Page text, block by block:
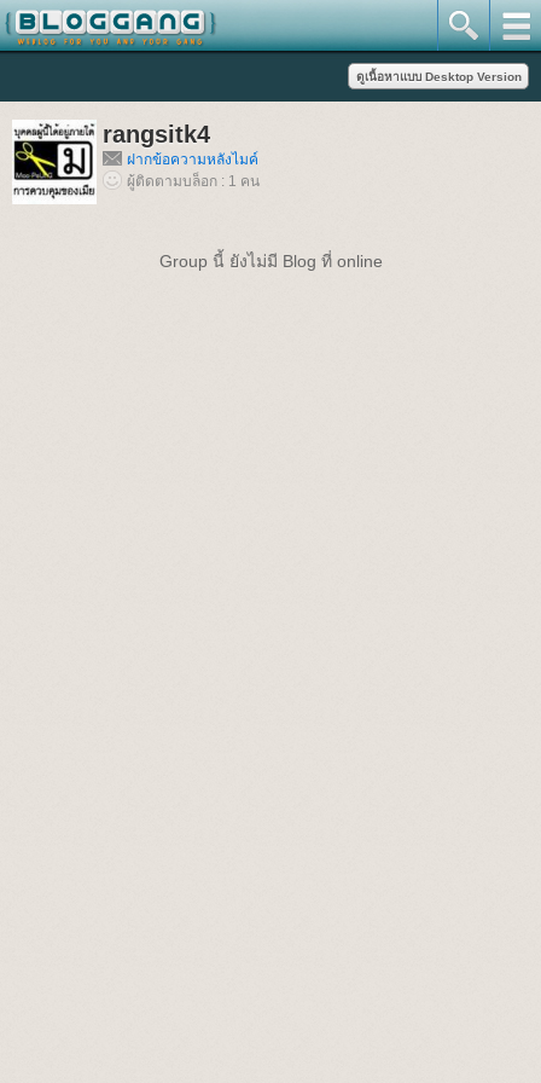
rangsitk4
ฝากข้อความหลังไมค์
ผู้ติดตามบล็อก : 1 คน
Group นี้ ยังไม่มี Blog ที่ online